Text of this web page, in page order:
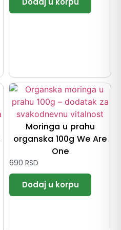
Moringa u prahu
organska 100g We Are
One
690 RSD